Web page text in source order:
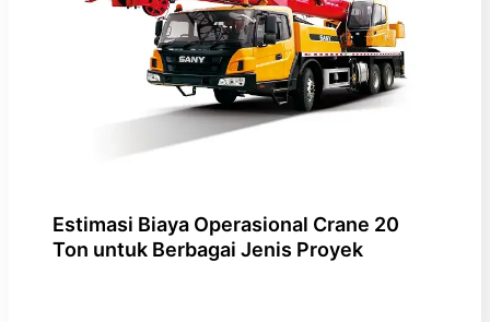
Estimasi Biaya Operasional Crane 20
Ton untuk Berbagai Jenis Proyek